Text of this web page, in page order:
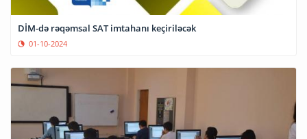
DİM-də rəqəmsal SAT imtahanı keçiriləcək
01-10-2024